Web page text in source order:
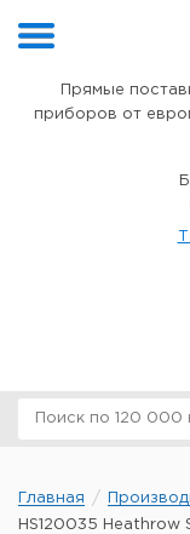
Прямые
приборов от
Главная
HS120035 Heathrow